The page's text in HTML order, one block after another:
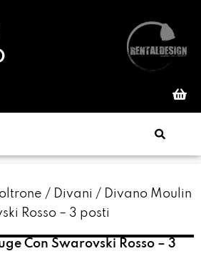
/ Divani / Divano Moulin
Rosso – 3 posti
Con Swarovski Rosso – 3